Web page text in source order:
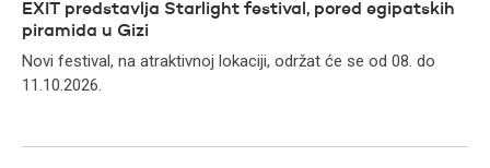
EXIT predstavlja Starlight festival, pored egipatskih
piramida u Gizi
Novi festival, na atraktivnoj lokaciji, održat će se od 08. do
11.10.2026.